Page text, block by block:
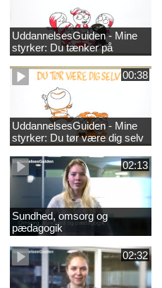
UddannelsesGuiden - Mine
styrker: Du tænker på
fællesskabet
00:38
UddannelsesGuiden - Mine
styrker: Du tør være dig selv
02:13
Sundhed, omsorg og
pædagogik
02:32